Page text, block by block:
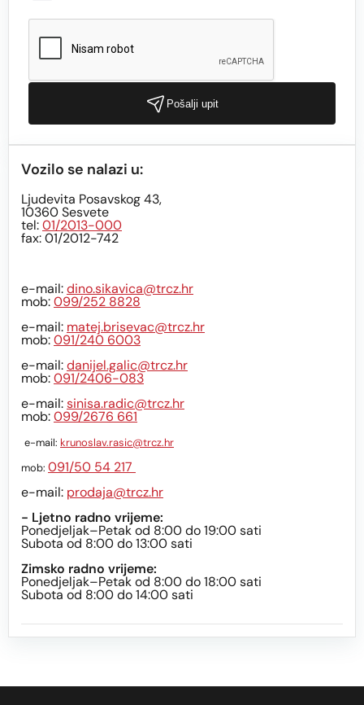
Pošalji upit
Vozilo se nalazi u:
Ljudevita Posavskog 43,
10360 Sesvete
tel:01/2013-000
fax: 01/2012-742
e-mail:dino.sikavica@trcz.hr
mob:099/252 8828
e-mail: matej.brisevac@trcz.hr
mob:091/240 6003
e-mail:danijel.galic@trcz.hr
mob:091/2406-083
e-mail:sinisa.radic@trcz.hr
mob:099/2676 661
e-mail: krunoslav.rasic@trcz.hr
mob: 091/50 54 217
e-mail: prodaja@trcz.hr
- Ljetno radno vrijeme:
Ponedjeljak–Petak od 8:00 do 19:00 sati
Subota od 8:00 do 13:00 sati
Zimsko radno vrijeme:
Ponedjeljak–Petak od 8:00 do 18:00 sati
Subota od 8:00 do 14:00 sati